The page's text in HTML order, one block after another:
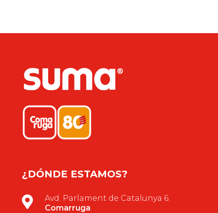
¿DÓNDE ESTAMOS?

Avd. Parlament de Catalunya 6.
Comarruga